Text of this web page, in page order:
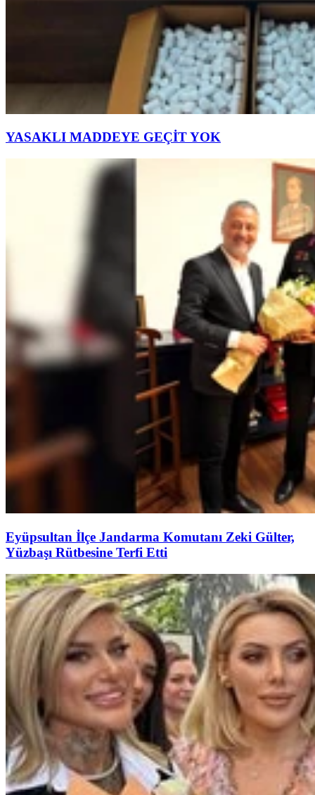
YASAKLI MADDEYE GEÇİT YOK
Eyüpsultan İlçe Jandarma Komutanı Zeki Gülter,
Yüzbaşı Rütbesine Terfi Etti